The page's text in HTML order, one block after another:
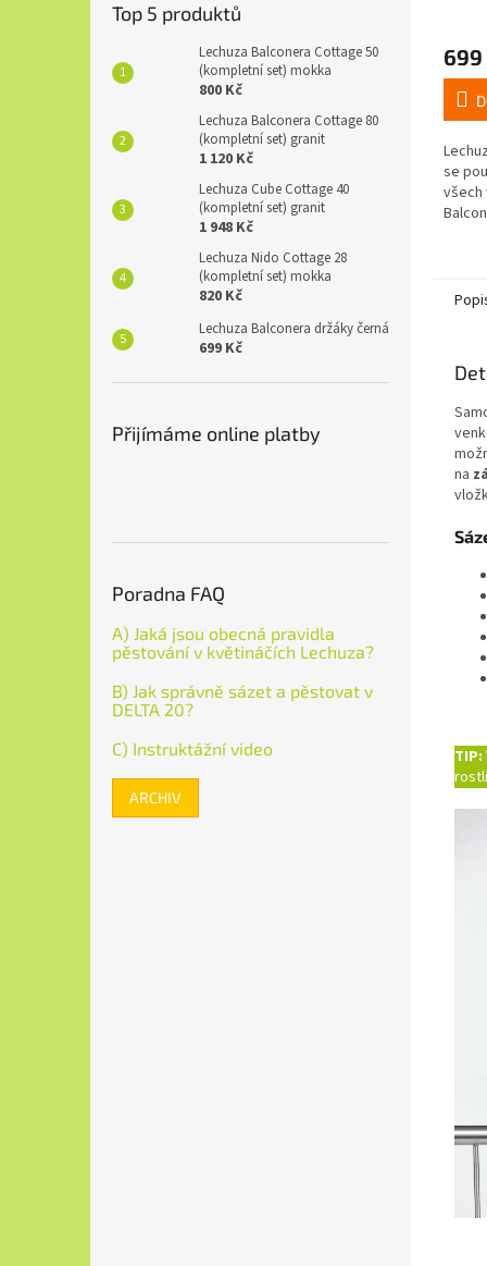
Top 5 produktů
Lechuza Balconera Cottage 50
(kompletní set) mokka
800 Kč
Lechuza Balconera Cottage 80
(kompletní set) granit
1 120 Kč
Lechuza Cube Cottage 40
(kompletní set) granit
1 948 Kč
Lechuza Nido Cottage 28
(kompletní set) mokka
820 Kč
Lechuza Balconera držáky černá
699 Kč
Přijímáme online platby
Poradna FAQ
A) Jaká jsou obecná pravidla
pěstování v květináčích Lechuza?
B) Jak správně sázet a pěstovat v
DELTA 20?
C) Instruktážní video
ARCHIV
699
se
všech
na
TIP: